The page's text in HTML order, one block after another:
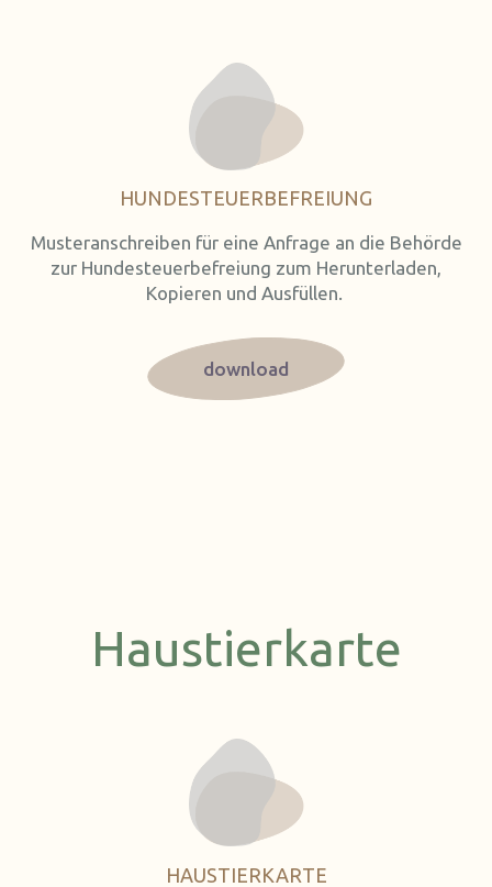
HUNDESTEUERBEFREIUNG
Musteranschreiben für eine Anfrage an die Behörde
zur Hundesteuerbefreiung zum Herunterladen,
Kopieren und Ausfüllen.
download
Haustierkarte
HAUSTIERKARTE